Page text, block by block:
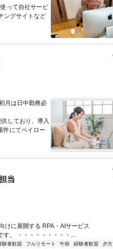
って自社サービ
ングサイトなど
月は日中勤務必
しており、導入
件にてペイロー
当
けに展開する RPA・AIサービス
す。 ・・・・・・・・・...
験者歓迎 フルリモート 午前 経験者歓迎
夕方